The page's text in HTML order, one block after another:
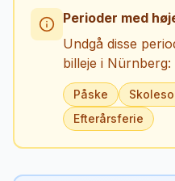
Perioder med
Undgå disse
billeje i Nürnberg:
Påske
Efterårsferie